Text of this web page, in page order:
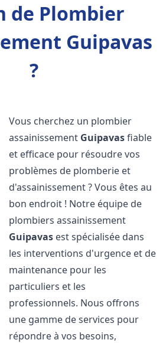
de Plombier
Guipavas
?
Vous cherchez un plombier
assainissement Guipavasfiable
et efficace pour résoudre vos
problèmes de plomberie et
d'assainissement ? Vous êtes au
bon endroit ! Notre équipe de
plombiers assainissement
Guipavas est spécialisée dans
les interventions d'urgence et de
maintenance pour les
particuliers et les
professionnels. Nous offrons
une gamme de services pour
répondre à vos besoins,